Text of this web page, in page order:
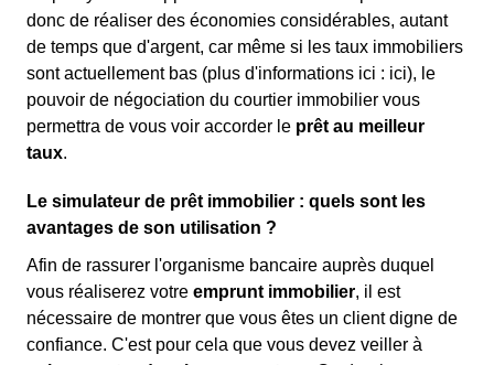
donc de réaliser des économies considérables, autant
de temps que d'argent, car même si les taux immobiliers
sont actuellement bas (plus d'informations ici : ici), le
pouvoir de négociation du courtier immobilier vous
permettra de vous voir accorder le prêt au meilleur
taux.
Le simulateur de prêt immobilier : quels sont les
avantages de son utilisation ?
Afin de rassurer l'organisme bancaire auprès duquel
vous réaliserez votre emprunt immobilier, il est
nécessaire de montrer que vous êtes un client digne de
confiance. C'est pour cela que vous devez veiller à